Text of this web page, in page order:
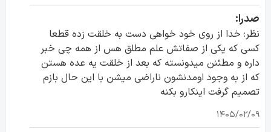
صدرا:
نظر: خدا از روی خود خواهی دست به خلقت زده قطعا
کسی که یکی از صفاتش علم مطلق هس از همه چی خبر
داره و مطئنن میدونسته که بعد از خلقت یه عده هستن
که از به وجود اومدنشون ناراضی میشن با این حال بازم
تصمیم گرفت اینکارو بکنه
۱۴۰۵/۰۲/۰۹